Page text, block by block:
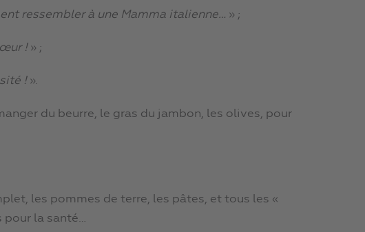
ressembler à une Mamma italienne… » ;
!» ;
!».
du beurre, le gras du jambon, les olives, pour
les pommes de terre, les pâtes, et tous les «
pour la santé…